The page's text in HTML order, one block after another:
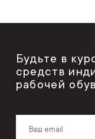
Будьте в
средств
рабочей